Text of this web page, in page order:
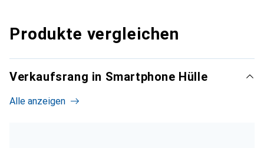
Produkte vergleichen
Verkaufsrang in Smartphone Hülle
Alle anzeigen